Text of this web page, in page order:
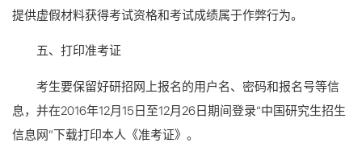
提供虚假材料获得考试资格和考试成绩属于作弊行为。
五、打印准考证
考生要保留好研招网上报名的用户名、密码和报名号等信
息，并在2016年12月15日至12月26日期间登录“中国研究生招生
信息网”下载打印本人《准考证》。